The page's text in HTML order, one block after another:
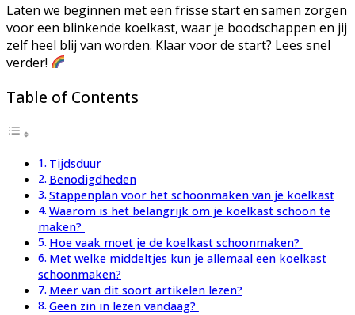
Laten we beginnen met een frisse start en samen zorgen
voor een blinkende koelkast, waar je boodschappen en jij
zelf heel blij van worden. Klaar voor de start? Lees snel
verder!
Table of Contents
Tijdsduur
Benodigdheden
Stappenplan voor het schoonmaken van je koelkast
Waarom is het belangrijk om je koelkast schoon te
maken?
Hoe vaak moet je de koelkast schoonmaken?
Met welke middeltjes kun je allemaal een koelkast
schoonmaken?
Meer van dit soort artikelen lezen?
Geen zin in lezen vandaag?